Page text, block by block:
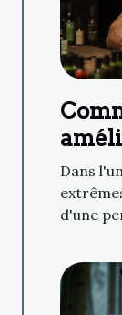
Dans
d'une